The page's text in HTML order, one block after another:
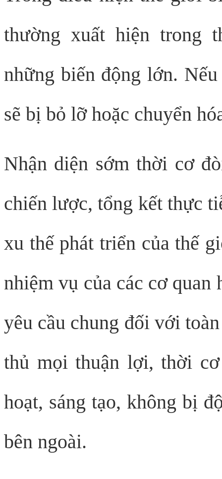
thường xuất hiện trong
những biến động lớn.
sẽ bị bỏ lỡ hoặc chuyển
Nhận diện sớm thời cơ
chiến lược, tổng kết thực
xu thế phát triển của thế
nhiệm vụ của các cơ quan
yêu cầu chung đối với
thủ mọi thuận lợi, thời
hoạt, sáng tạo, không bị
bên ngoài.